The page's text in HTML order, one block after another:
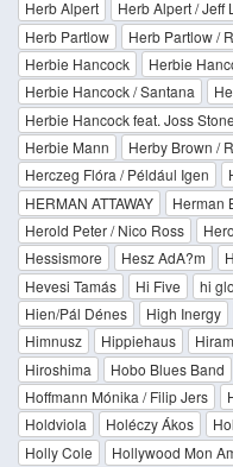
Herb Alpert
Herb Alpert / Jeff
Herb Partlow
Herb Partlow /
Herbie Hancock
Herbie
Herbie Hancock / Santana
Herbie Hancock feat. Joss Stone
Herbie Mann
Herby Brown /
Herczeg Flóra / Például Igen
HERMAN ATTAWAY
Herman
Herold Peter / Nico Ross
Hessismore
Hesz AdA?m
Hevesi Tamás
Hi Five hi
Hien/Pál Dénes
High Inergy
Himnusz
Hippiehaus
Hiroshima
Hobo Blues Band
Hoffmann Mónika / Filip Jers
Holdviola
Holéczy Ákos
Holly Cole
Hollywood Mon